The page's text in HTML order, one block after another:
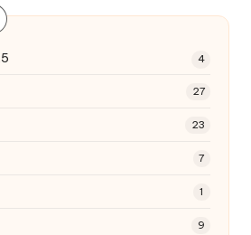
4
27
23
7
1
9